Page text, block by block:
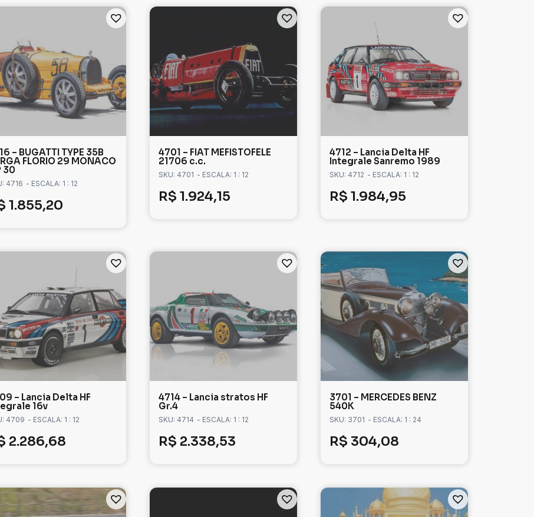
– BUGATTI TYPE 35B
FLORIO 29 MONACO
30
4716 - ESCALA: 1 : 12
1.855,20
4701 – FIAT MEFISTOFELE
21706 c.c.
SKU: 4701 - ESCALA: 1 : 12
R$ 1.924,15
4712 – Lancia Delta HF
Integrale Sanremo 1989
SKU: 4712 - ESCALA: 1 : 12
R$ 1.984,95
– Lancia Delta HF
16v
4709 - ESCALA: 1 : 12
2.286,68
4714 – Lancia stratos HF
Gr.4
SKU: 4714 - ESCALA: 1 : 12
R$ 2.338,53
3701 – MERCEDES BENZ
540K
SKU: 3701 - ESCALA: 1 : 24
R$ 304,08